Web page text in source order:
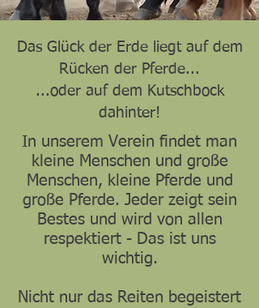
Das Glück der Erde liegt auf dem
Rücken der Pferde...
...oder auf dem Kutschbock
dahinter!
In unserem Verein findet man
kleine Menschen und große
Menschen, kleine Pferde und
große Pferde. Jeder zeigt sein
Bestes und wird von allen
respektiert - Das ist uns
wichtig.
Nicht nur das Reiten begeistert